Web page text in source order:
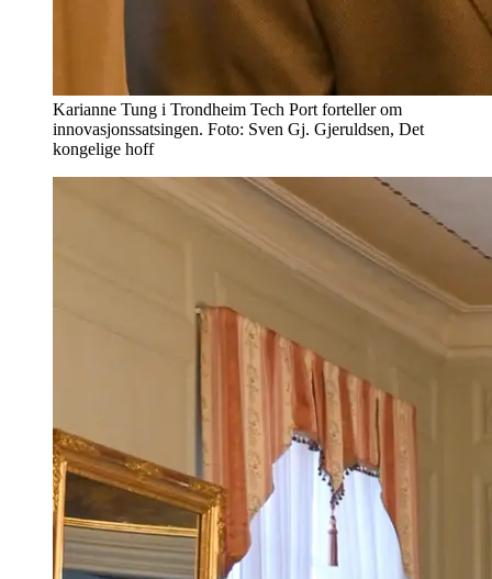
Karianne Tung i Trondheim Tech Port forteller om
innovasjonssatsingen. Foto: Sven Gj. Gjeruldsen, Det
kongelige hoff